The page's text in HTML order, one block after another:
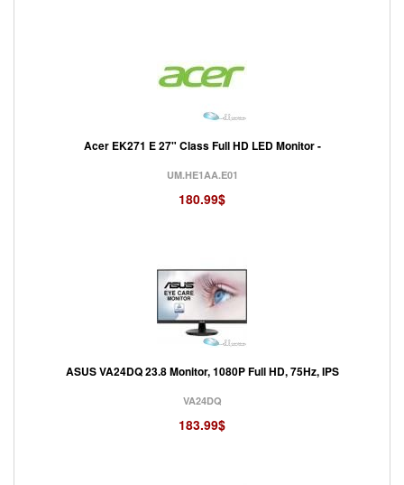
Acer EK271 E 27" Class Full HD LED Monitor -
UM.HE1AA.E01
180.99$
ASUS VA24DQ 23.8 Monitor, 1080P Full HD, 75Hz, IPS
VA24DQ
183.99$